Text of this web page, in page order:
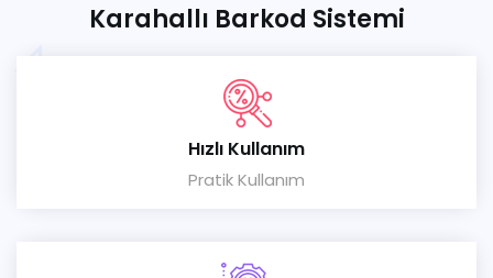
Karahallı Barkod Sistemi
Hızlı Kullanım
Pratik Kullanım